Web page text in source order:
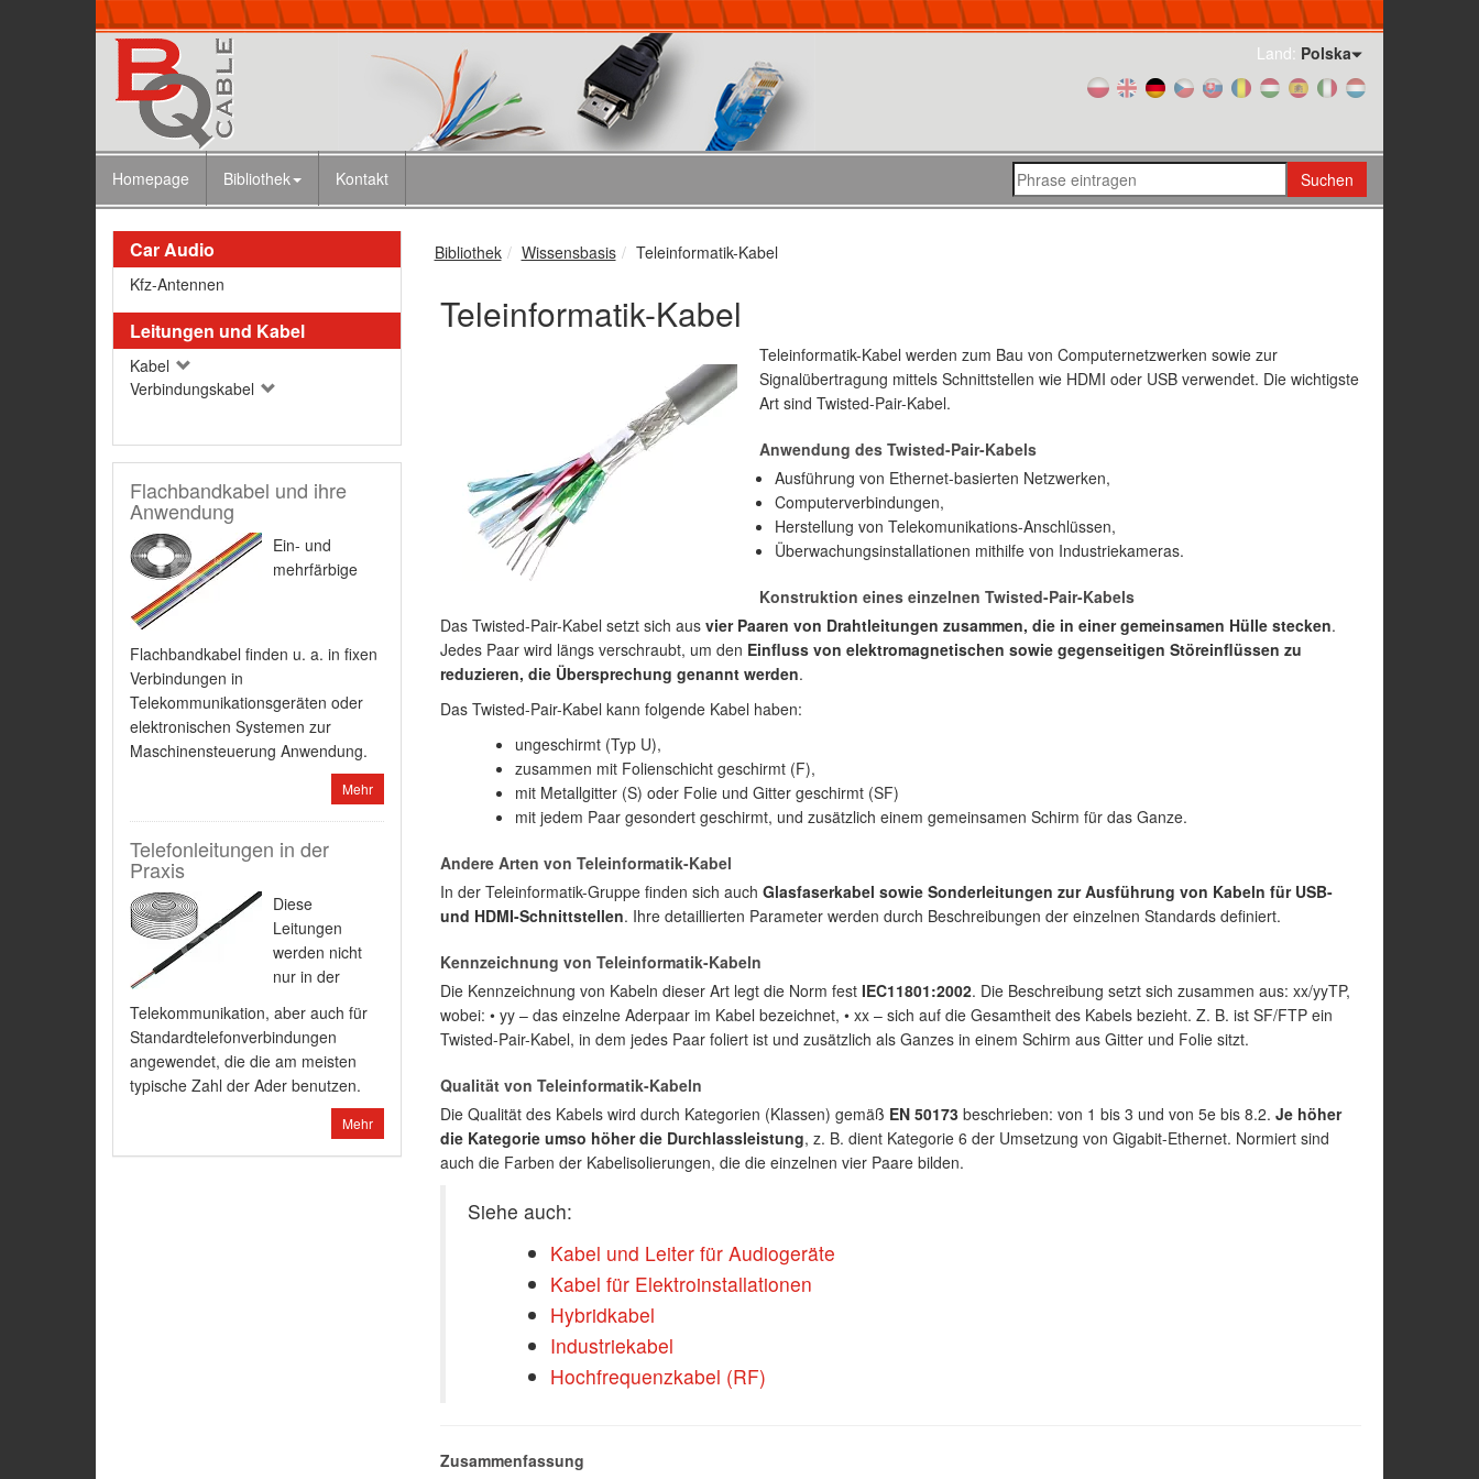
Land: Polska
Homepage Bibliothek Kontakt Suchen
Car Audio
Kfz-Antennen
Leitungen und Kabel
Kabel
Verbindungskabel
Flachbandkabel und ihre
Anwendung
Ein- und
mehrfärbige
Flachbandkabel finden u. a. in fixen
Verbindungen in
Telekommunikationsgeräten oder
elektronischen Systemen zur
Maschinensteuerung Anwendung.
Mehr
Telefonleitungen in der
Praxis
Diese
Leitungen
werden nicht
nur in der
Telekommunikation, aber auch für
Standardtelefonverbindungen
angewendet, die die am meisten
typische Zahl der Ader benutzen.
Mehr
Bibliothek Wissensbasis Teleinformatik-Kabel
Teleinformatik-Kabel
Teleinformatik-Kabel werden zum Bau von Computernetzwerken sowie zur
Signalübertragung mittels Schnittstellen wie HDMI oder USB verwendet. Die wichtigste
Art sind Twisted-Pair-Kabel.
Anwendung des Twisted-Pair-Kabels
Ausführung von Ethernet-basierten Netzwerken,
Computerverbindungen,
Herstellung von Telekomunikations-Anschlüssen,
Überwachungsinstallationen mithilfe von Industriekameras.
Konstruktion eines einzelnen Twisted-Pair-Kabels
Das Twisted-Pair-Kabel setzt sich aus vier Paaren von Drahtleitungen zusammen, die in einer gemeinsamen Hülle stecken.
Jedes Paar wird längs verschraubt, um den Einfluss von elektromagnetischen sowie gegenseitigen Störeinflüssen zu
reduzieren, die Übersprechung genannt werden.
Das Twisted-Pair-Kabel kann folgende Kabel haben:
ungeschirmt (Typ U),
zusammen mit Folienschicht geschirmt (F),
mit Metallgitter (S) oder Folie und Gitter geschirmt (SF)
mit jedem Paar gesondert geschirmt, und zusätzlich einem gemeinsamen Schirm für das Ganze.
Andere Arten von Teleinformatik-Kabel
In der Teleinformatik-Gruppe finden sich auch Glasfaserkabel sowie Sonderleitungen zur Ausführung von Kabeln für USB-
und HDMI-Schnittstellen. Ihre detaillierten Parameter werden durch Beschreibungen der einzelnen Standards definiert.
Kennzeichnung von Teleinformatik-Kabeln
Die Kennzeichnung von Kabeln dieser Art legt die Norm fest IEC11801:2002. Die Beschreibung setzt sich zusammen aus: xx/yyTP,
wobei: • yy – das einzelne Aderpaar im Kabel bezeichnet, • xx – sich auf die Gesamtheit des Kabels bezieht. Z. B. ist SF/FTP ein
Twisted-Pair-Kabel, in dem jedes Paar foliert ist und zusätzlich als Ganzes in einem Schirm aus Gitter und Folie sitzt.
Qualität von Teleinformatik-Kabeln
Die Qualität des Kabels wird durch Kategorien (Klassen) gemäß EN 50173beschrieben: von 1 bis 3 und von 5e bis 8.2. Je höher
die Kategorie umso höher die Durchlassleistung, z. B. dient Kategorie 6 der Umsetzung von Gigabit-Ethernet. Normiert sind
auch die Farben der Kabelisolierungen, die die einzelnen vier Paare bilden.
Siehe auch:
Kabel und Leiter für Audiogeräte
Kabel für Elektroinstallationen
Hybridkabel
Industriekabel
Hochfrequenzkabel (RF)
Zusammenfassung